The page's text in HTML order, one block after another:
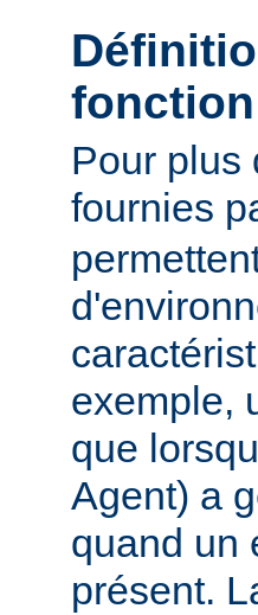
Pour plus
fournies
exemple,
que
Agent) a
quand un
présent.